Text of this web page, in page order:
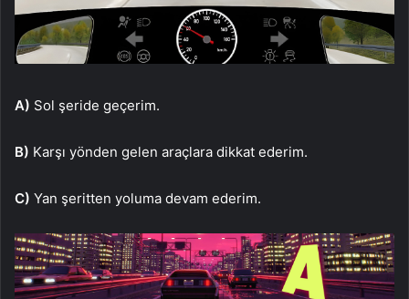
A) Sol şeride geçerim.
B) Karşı yönden gelen araçlara dikkat ederim.
C) Yan şeritten yoluma devam ederim.